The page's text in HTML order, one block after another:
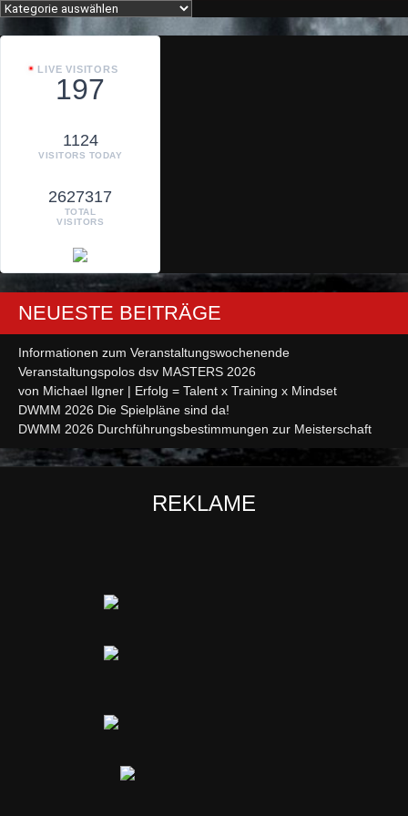
Kategorien
LIVE VISITORS
197
1124
VISITORS TODAY
2627317
TOTAL
VISITORS
NEUESTE BEITRÄGE
Informationen zum Veranstaltungswochenende
Veranstaltungspolos dsv MASTERS 2026
von Michael Ilgner | Erfolg = Talent x Training x Mindset
DWMM 2026 Die Spielpläne sind da!
DWMM 2026 Durchführungsbestimmungen zur Meisterschaft
REKLAME